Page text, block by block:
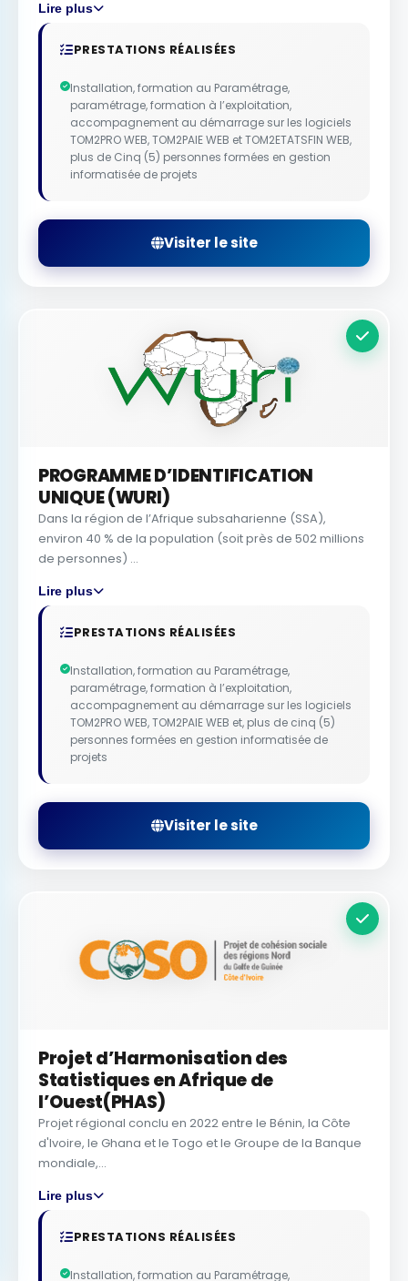
Lire plus
PRESTATIONS RÉALISÉES
Installation, formation au Paramétrage,
paramétrage, formation à l’exploitation,
accompagnement au démarrage sur les logiciels
TOM2PRO WEB, TOM2PAIE WEB et TOM2ETATSFIN WEB,
plus de Cinq (5) personnes formées en gestion
informatisée de projets
Visiter le site
PROGRAMME D’IDENTIFICATION
UNIQUE (WURI)
Dans la région de l’Afrique subsaharienne (SSA),
environ 40 % de la population (soit près de 502 millions
de personnes) ...
Lire plus
PRESTATIONS RÉALISÉES
Installation, formation au Paramétrage,
paramétrage, formation à l’exploitation,
accompagnement au démarrage sur les logiciels
TOM2PRO WEB, TOM2PAIE WEB et, plus de cinq (5)
personnes formées en gestion informatisée de
projets
Visiter le site
Projet d’Harmonisation des
Statistiques en Afrique de
l’Ouest(PHAS)
Projet régional conclu en 2022 entre le Bénin, la Côte
d'Ivoire, le Ghana et le Togo et le Groupe de la Banque
mondiale,...
Lire plus
PRESTATIONS RÉALISÉES
Installation, formation au Paramétrage,